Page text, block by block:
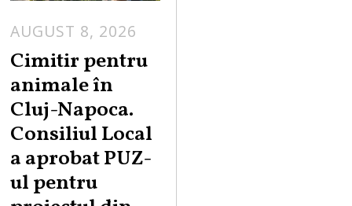
AUGUST 8, 2026
Cimitir pentru
animale în
Cluj-Napoca.
Consiliul Local
a aprobat PUZ-
ul pentru